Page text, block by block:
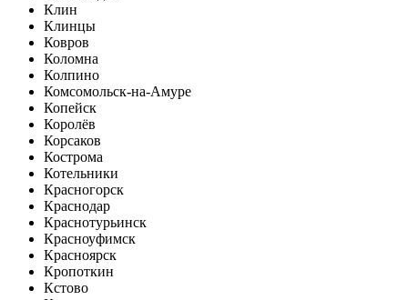
Клин
Клинцы
Ковров
Коломна
Колпино
Комсомольск-на-Амуре
Копейск
Королёв
Корсаков
Кострома
Котельники
Красногорск
Краснодар
Краснотурьинск
Красноуфимск
Красноярск
Кропоткин
Кстово